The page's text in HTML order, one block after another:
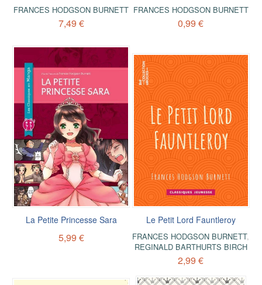
FRANCES HODGSON BURNETT
7,49 €
FRANCES HODGSON BURNETT
0,99 €
La Petite Princesse Sara
5,99 €
Le Petit Lord Fauntleroy
FRANCES HODGSON BURNETT,
REGINALD BARTHURTS BIRCH
2,99 €